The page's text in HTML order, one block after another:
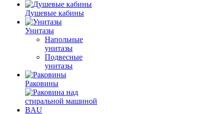
Душевые кабины
Унитазы
Напольные
унитазы
Подвесные
унитазы
Раковины